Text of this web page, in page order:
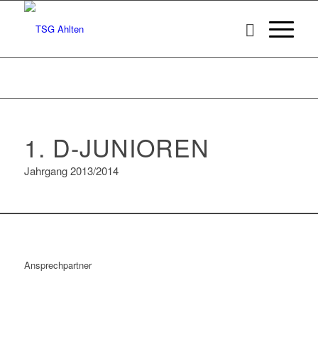
1. D-JUNIOREN
Jahrgang 2013/2014
Ansprechpartner